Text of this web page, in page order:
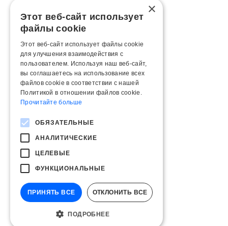
×
Этот веб-сайт использует
файлы cookie
Этот веб-сайт использует файлы cookie
для улучшения взаимодействия с
пользователем. Используя наш веб-сайт,
вы соглашаетесь на использование всех
файлов cookie в соответствии с нашей
Политикой в ​​отношении файлов cookie.
Прочитайте больше
ОБЯЗАТЕЛЬНЫЕ
АНАЛИТИЧЕСКИЕ
ЦЕЛЕВЫЕ
ФУНКЦИОНАЛЬНЫЕ
ПРИНЯТЬ ВСЕ ОТКЛОНИТЬ ВСЕ
ПОДРОБНЕЕ